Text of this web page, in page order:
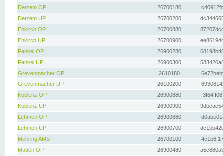
Detzem OP
26700180
Detzem UP
26700200
Enkirch OP
26700880
Enkirch UP
26700900
Fankel OP
26900280
Fankel UP
26900300
Grevenmacher OP
2610180
Grevenmacher UP
26100200
Koblenz OP
26900880
Koblenz UP
26900900
Lehmen OP
26900680
Lehmen UP
26900700
Mehring AMS
26700100
Müden OP
26900480